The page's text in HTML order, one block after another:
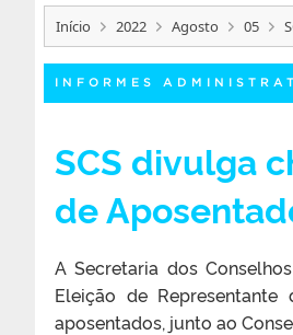
Início 2022 Agosto 05
INFORMES
SCS divulga
de
A Secretaria dos
Eleição de
aposentados, junto ao